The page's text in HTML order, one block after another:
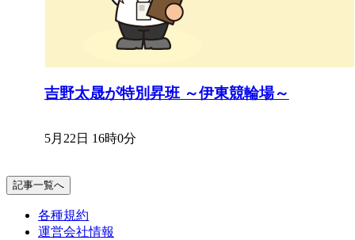
吉野太晟が特別昇班 ～伊東競輪場～
5月22日 16時0分
記事一覧へ
各種規約
運営会社情報